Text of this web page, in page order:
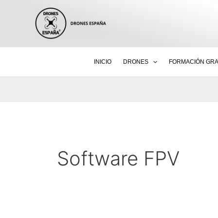
INICIO DRONES FORMACIÓN
Software FPV